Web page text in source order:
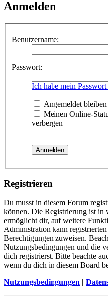
Anmelden
Benutzername:
Passwort:
Ich habe mein Passwort
Angemeldet bleiben
Meinen Online-
verbergen
Registrieren
Du musst in diesem Forum
können. Die Registrierung ist in
ermöglicht dir, auf weitere
Administration kann
Berechtigungen zuweisen.
Nutzungsbedingungen und die
dich registrierst. Bitte beachte
wenn du dich in diesem Board
Nutzungsbedingungen |